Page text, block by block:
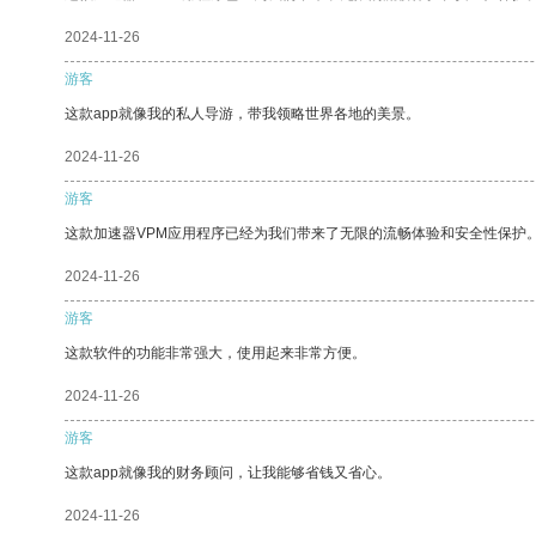
2024-11-26
游客
这款app就像我的私人导游，带我领略世界各地的美景。
2024-11-26
游客
这款加速器VPM应用程序已经为我们带来了无限的流畅体验和安全性保护
2024-11-26
游客
这款软件的功能非常强大，使用起来非常方便。
2024-11-26
游客
这款app就像我的财务顾问，让我能够省钱又省心。
2024-11-26